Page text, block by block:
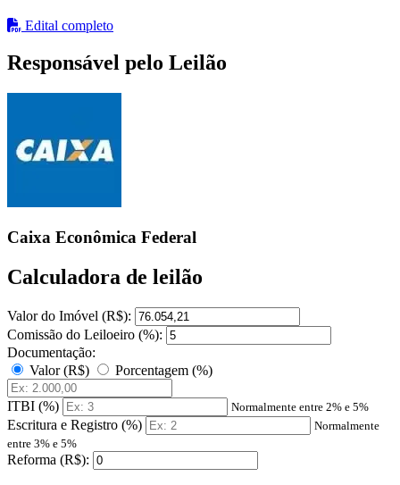
Edital completo
Responsável pelo Leilão
Caixa Econômica Federal
Calculadora de leilão
Valor do Imóvel (R$):
Comissão do Leiloeiro (%):
Documentação:
Valor (R$)
Porcentagem (%)
ITBI (%) Normalmente entre 2% e 5%
Escritura e Registro (%)
Normalmente
entre 3% e 5%
Reforma (R$):